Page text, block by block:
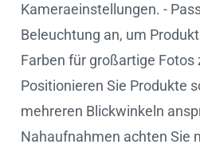
Kameraeinstellungen. -
Beleuchtung an, um
Farben für großartige Fotos
Positionieren Sie Produkte
mehreren Blickwinkeln
Nahaufnahmen achten Sie